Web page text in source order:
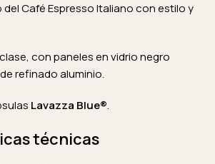
Café Espresso Italiano con estilo y
con paneles en vidrio negro
refinado aluminio.
Lavazza Blue®.
técnicas